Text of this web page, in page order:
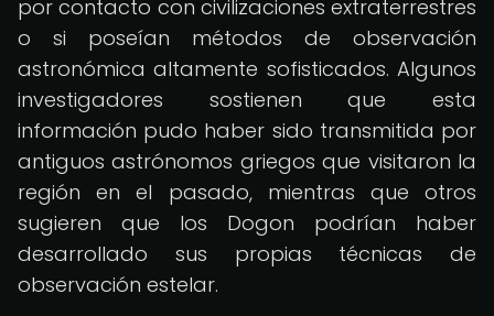
por contacto con civilizaciones extraterrestres
o si poseían métodos de observación
astronómica altamente sofisticados. Algunos
investigadores sostienen que esta
información pudo haber sido transmitida por
antiguos astrónomos griegos que visitaron la
región en el pasado, mientras que otros
sugieren que los Dogon podrían haber
desarrollado sus propias técnicas de
observación estelar.